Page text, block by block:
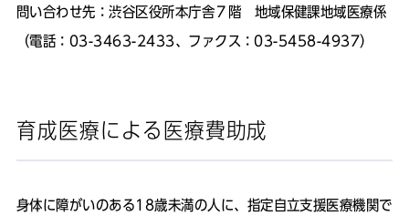
問い合わせ先：渋谷区役所本庁舎７階 地域保健課地域医療係
（電話：03-3463-2433、ファクス：03-5458-4937）
育成医療による医療費助成
身体に障がいのある18歳未満の人に、指定自立支援医療機関で